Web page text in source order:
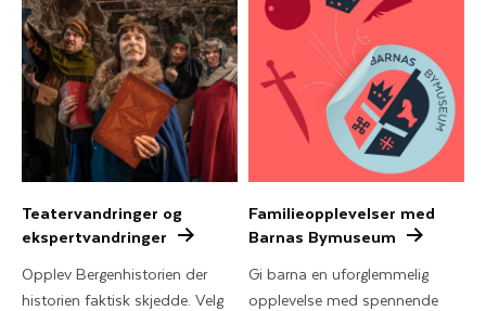
Teatervandringer og
ekspertvandringer
Opplev Bergenhistorien der
historien faktisk skjedde. Velg
Familieopplevelser med
Barnas Bymuseum
Gi barna en uforglemmelig
opplevelse med spennende